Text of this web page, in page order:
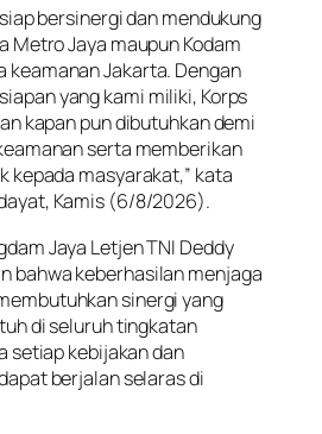
bersinergi dan mendukung
Metro Jaya maupun Kodam
keamanan Jakarta. Dengan
yang kami miliki, Korps
kapan pun dibutuhkan demi
serta memberikan
kepada masyarakat,” kata
Kamis (6/8/2026).
Jaya Letjen TNI Deddy
bahwa keberhasilan menjaga
sinergi yang
di seluruh tingkatan
setiap kebijakan dan
berjalan selaras di